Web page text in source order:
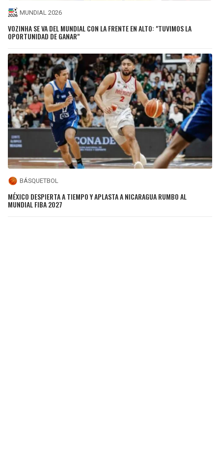
MUNDIAL 2026
VOZINHA SE VA DEL MUNDIAL CON LA FRENTE EN ALTO: "TUVIMOS LA
OPORTUNIDAD DE GANAR"
BÁSQUETBOL
MÉXICO DESPIERTA A TIEMPO Y APLASTA A NICARAGUA RUMBO AL
MUNDIAL FIBA 2027